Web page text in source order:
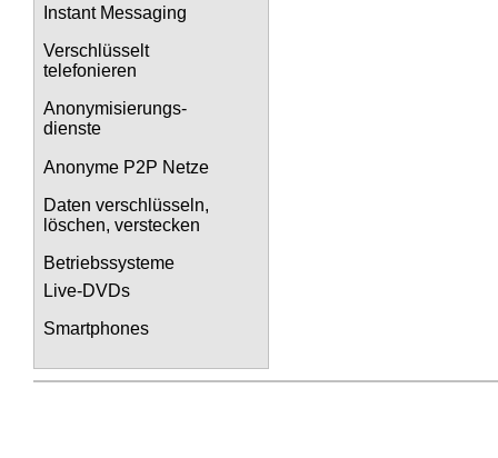
Instant Messaging
Verschlüsselt
telefonieren
Anonymisierungs-
dienste
Anonyme P2P Netze
Daten verschlüsseln,
löschen, verstecken
Betriebssysteme
Live-DVDs
Smartphones